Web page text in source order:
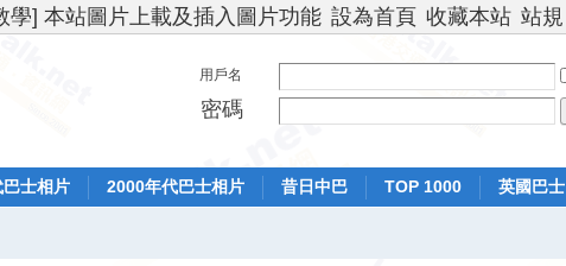
學] 本站圖片上載及插入圖片功能 設為首頁 收藏本站 站規
用戶名
密碼
士相片 2000年代巴士相片 昔日中巴 TOP 1000
英國巴士